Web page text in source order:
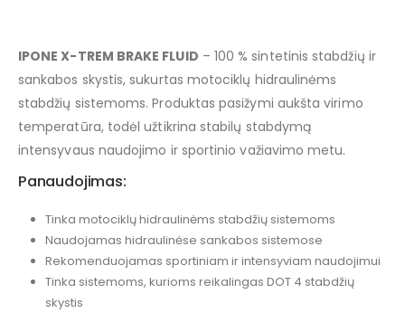
IPONE X-TREM BRAKE FLUID – 100 % sintetinis stabdžių ir
sankabos skystis, sukurtas motociklų hidraulinėms
stabdžių sistemoms. Produktas pasižymi aukšta virimo
temperatūra, todėl užtikrina stabilų stabdymą
intensyvaus naudojimo ir sportinio važiavimo metu.
Panaudojimas:
Tinka motociklų hidraulinėms stabdžių sistemoms
Naudojamas hidraulinėse sankabos sistemose
Rekomenduojamas sportiniam ir intensyviam naudojimui
Tinka sistemoms, kurioms reikalingas DOT 4 stabdžių
skystis